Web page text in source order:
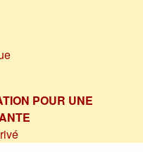
POUR UNE